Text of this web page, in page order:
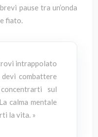
pause tra un’onda
fiato.
intrappolato
combattere
sul
calma mentale
la vita. »